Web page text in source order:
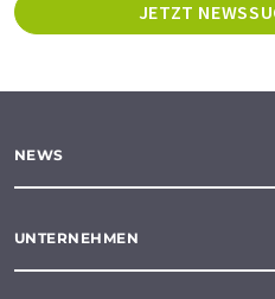
JETZT
NEWS
UNTERNEHMEN